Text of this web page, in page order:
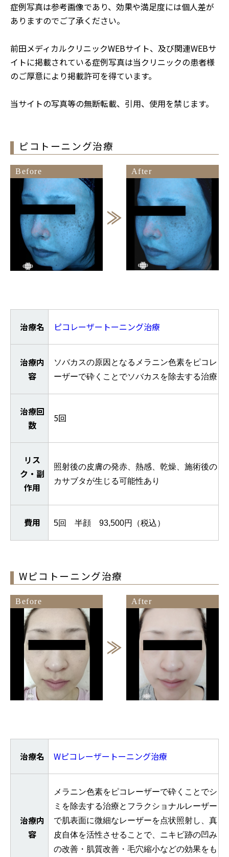
症例写真は参考画像であり、効果や満足度には個人差が
ありますのでご了承ください。
前田メディカルクリニックWEBサイト、及び関連WEBサ
イトに掲載されている症例写真は当クリニックの患者様
のご厚意により掲載許可を得ています。
当サイトの写真等の無断転載、引用、使用を禁じます。
ピコトーニング治療
Before After
治療名 ピコレーザートーニング治療
治療内
容
ソバカスの原因となるメラニン色素をピコレ
ーザーで砕くことでソバカスを除去する治療
治療回
数
5回
リス
ク・副
作用
照射後の皮膚の発赤、熱感、乾燥、施術後の
カサブタが生じる可能性あり
費用 5回 半顔 93,500円（税込）
Wピコトーニング治療
Before After
治療名 Wピコレーザートーニング治療
治療内
容
メラニン色素をピコレーザーで砕くことでシ
ミを除去する治療とフラクショナルレーザー
で肌表面に微細なレーザーを点状照射し、真
皮自体を活性させることで、ニキビ跡の凹み
の改善・肌質改善・毛穴縮小などの効果をも